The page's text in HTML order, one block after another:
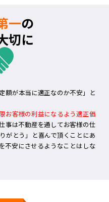
一の
切に
額が本当に適正なのか不安」と
お客様の利益になるよう適正価
事は不動産を通してお客様の仕
がとう」と喜んで頂くことにあ
不安にさせるようなことはしな